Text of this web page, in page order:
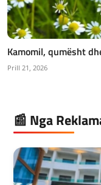
Kamomil, qumësht
Prill 21, 2026
📰 Nga